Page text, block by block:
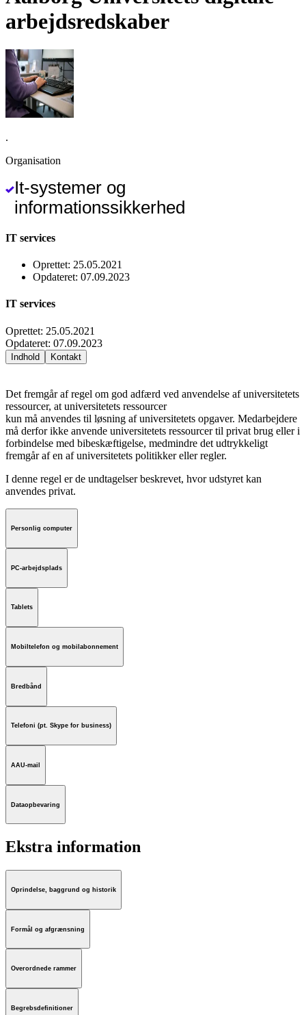
arbejdsredskaber
.
Organisation
It-systemer og
informationssikkerhed
IT services
Oprettet: 25.05.2021
Opdateret: 07.09.2023
IT services
Oprettet: 25.05.2021
Opdateret: 07.09.2023
Indhold Kontakt
Det fremgår af regel om god adfærd ved anvendelse af universitetets
ressourcer, at universitetets ressourcer
kun må anvendes til løsning af universitetets opgaver. Medarbejdere
må derfor ikke anvende universitetets ressourcer til privat brug eller i
forbindelse med bibeskæftigelse, medmindre det udtrykkeligt
fremgår af en af universitetets politikker eller regler.
I denne regel er de undtagelser beskrevet, hvor udstyret kan
anvendes privat.
Personlig computer
PC-arbejdsplads
Tablets
Mobiltelefon og mobilabonnement
Bredbånd
Telefoni (pt. Skype for business)
AAU-mail
Dataopbevaring
Ekstra information
Oprindelse, baggrund og historik
Formål og afgrænsning
Overordnede rammer
Begrebsdefinitioner